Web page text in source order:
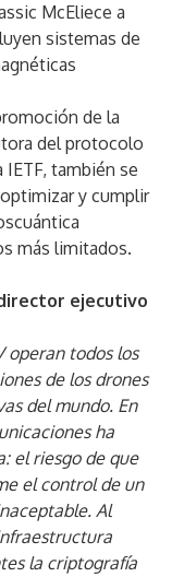
McEliece a
sistemas de
de la
del protocolo
IETF, también se
y cumplir
más limitados.
ejecutivo
operan todos los
de los drones
del mundo. En
ha
el riesgo de que
el control de un
Al
la criptografía